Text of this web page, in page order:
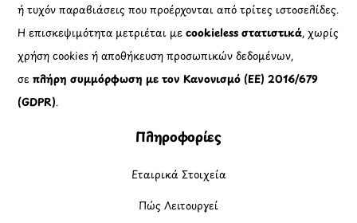
ή τυχόν παραβιάσεις που προέρχονται από τρίτες ιστοσελίδες.
Η επισκεψιμότητα μετριέται μεcookieless στατιστικά, χωρίς
χρήση cookies ή αποθήκευση προσωπικών δεδομένων,
σεπλήρη συμμόρφωση με τον Κανονισμό (ΕΕ) 2016/679
(GDPR).
Πληροφορίες
Εταιρικά Στοιχεία
Πώς Λειτουργεί